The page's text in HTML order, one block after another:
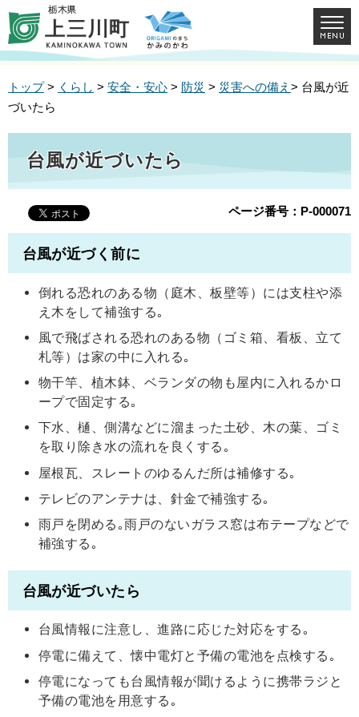
トップ> くらし > 安全・安心 > 防災 > 災害への備え > 台風が近
づいたら
台風が近づいたら
ページ番号：P-000071
台風が近づく前に
倒れる恐れのある物（庭木、板壁等）には支柱や添
え木をして補強する｡
風で飛ばされる恐れのある物（ゴミ箱、看板、立て
札等）は家の中に入れる｡
物干竿、植木鉢、ベランダの物も屋内に入れるかロ
ープで固定する｡
下水、樋、側溝などに溜まった土砂、木の葉、ゴミ
を取り除き水の流れを良くする｡
屋根瓦、スレートのゆるんだ所は補修する｡
テレビのアンテナは、針金で補強する｡
雨戸を閉める｡雨戸のないガラス窓は布テープなどで
補強する｡
台風が近づいたら
台風情報に注意し、進路に応じた対応をする｡
停電に備えて、懐中電灯と予備の電池を点検する｡
停電になっても台風情報が聞けるように携帯ラジと
予備の電池を用意する｡